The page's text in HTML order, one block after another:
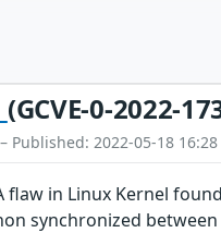
(GCVE-0-2022-
– Published: 2022-05-18
flaw in Linux Kernel
synchronized